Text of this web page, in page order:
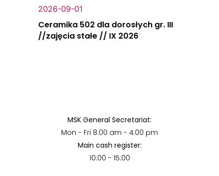
2026-09-01
Ceramika 502 dla dorosłych gr. III
//zajęcia stałe // IX 2026
MSK General Secretariat:
Mon - Fri 8:00 am - 4:00 pm
Main cash register:
10:00 - 15:00